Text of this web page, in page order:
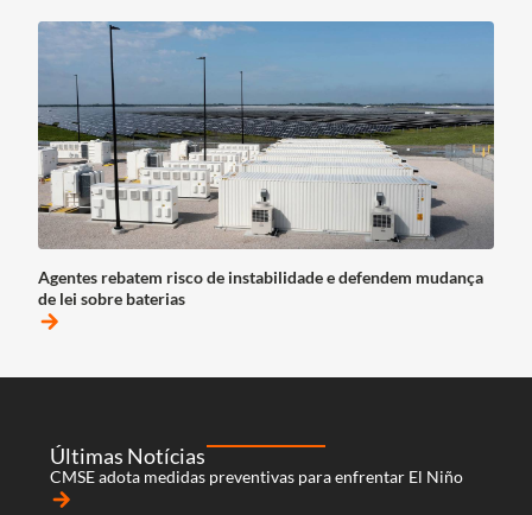
Agentes rebatem risco de instabilidade e defendem mudança
de lei sobre baterias
arrow_forward
Últimas Notícias
CMSE adota medidas preventivas para enfrentar El Niño
arrow_forward